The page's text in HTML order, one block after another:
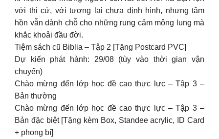
với thi cử, với tương lai chưa định hình, nhưng tâm
hồn vẫn dành chỗ cho những rung cảm mông lung mà
khắc khoải đầu đời.
Tiệm sách cũ Biblia – Tập 2 [Tặng Postcard PVC]
Dự kiến phát hành: 29/08 (tùy vào thời gian vận
chuyển)
Chào mừng đến lớp học đề cao thực lực – Tập 3 –
Bản thường
Chào mừng đến lớp học đề cao thực lực – Tập 3 –
Bản đặc biệt [Tặng kèm Box, Standee acrylic, ID Card
+ phong bì]